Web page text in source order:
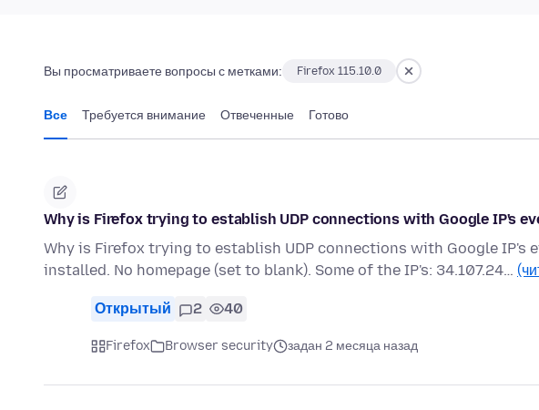
Вы просматриваете вопросы с метками: Firefox 115.10.0
Все Требуется внимание Отвеченные Готово
Why is Firefox trying to establish UDP connections with Google IP's
Why is Firefox trying to establish UDP connections with Google IP's
installed. No homepage (set to blank). Some of the IP's: 34.107.24…
Открытый 2 40
Firefox Browser security задан 2 месяца назад